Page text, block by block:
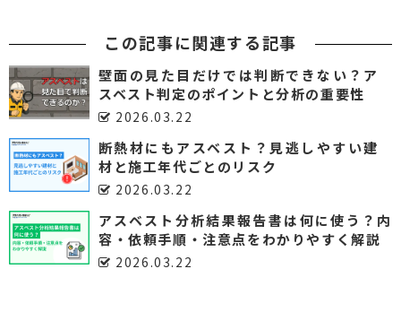
この記事に関連する記事
壁面の見た目だけでは判断できない？ア
スベスト判定のポイントと分析の重要性
2026.03.22
断熱材にもアスベスト？見逃しやすい建
材と施工年代ごとのリスク
2026.03.22
アスベスト分析結果報告書は何に使う？内
容・依頼手順・注意点をわかりやすく解説
2026.03.22